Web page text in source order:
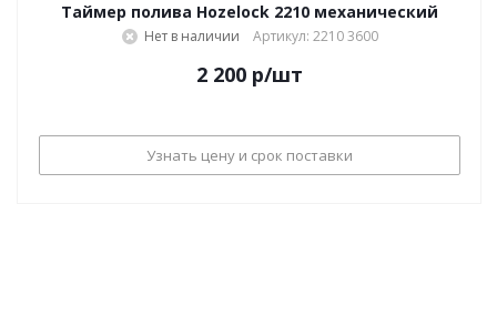
Таймер полива Hozelock 2210 механический
Нет в наличии Артикул: 2210 3600
2 200 р/шт
Узнать цену и срок поставки